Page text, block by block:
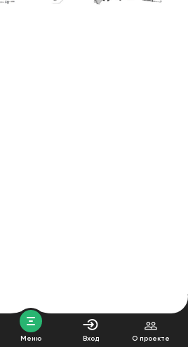
Меню Вход О проекте